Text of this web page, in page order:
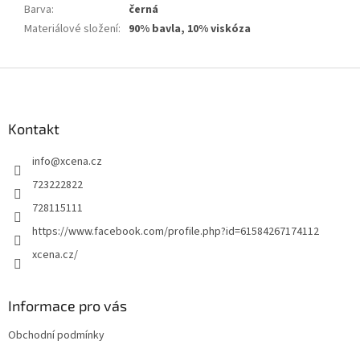
Barva:
černá
Materiálové složení: 90% bavla, 10% viskóza
Kontakt
info@xcena.cz
723222822
728115111
https://www.facebook.com/profile.php?id=61584267174112
xcena.cz/
Informace pro vás
Obchodní podmínky